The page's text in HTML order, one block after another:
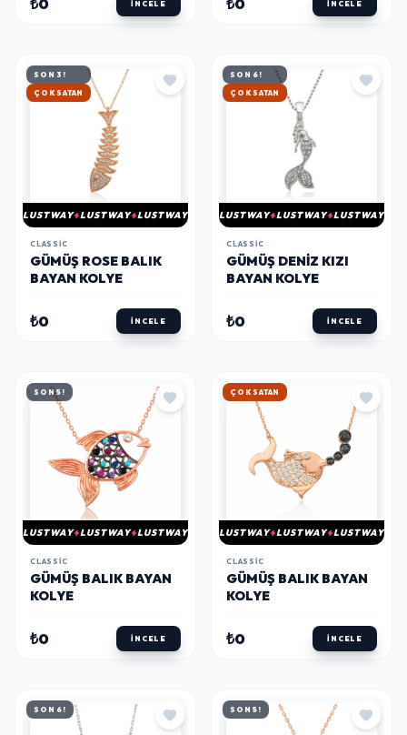
₺0 İNCELE ₺0 İNCELE
SON 3!
ÇOK SATAN
LUSTWAY LUSTWAY LUSTWAY
CLASSIC
​GÜMÜŞ ROSE BALIK
BAYAN KOLYE
₺0 İNCELE
SON 6!
ÇOK SATAN
LUSTWAY LUSTWAY LUSTWAY
CLASSIC
GÜMÜŞ DENIZ KIZI
BAYAN KOLYE
₺0 İNCELE
SON 5!
LUSTWAY LUSTWAY LUSTWAY
CLASSIC
GÜMÜŞ BALIK BAYAN
KOLYE
₺0 İNCELE
ÇOK SATAN
LUSTWAY LUSTWAY LUSTWAY
CLASSIC
GÜMÜŞ BALIK BAYAN
KOLYE
₺0 İNCELE
SON 6! SON 5!